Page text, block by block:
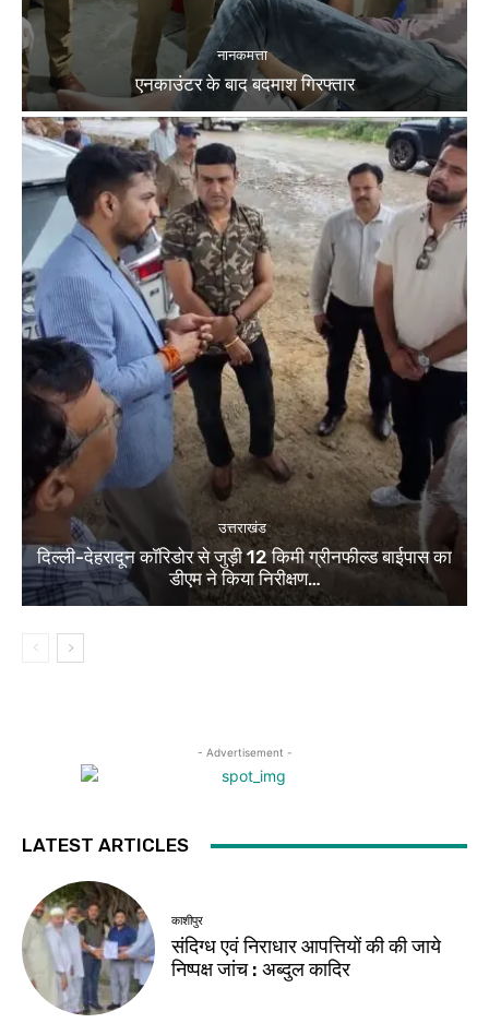
नानकमत्ता
एनकाउंटर के बाद बदमाश गिरफ्तार
उत्तराखंड
दिल्ली-देहरादून कॉरिडोर से जुड़ी 12 किमी ग्रीनफील्ड बाईपास का
डीएम ने किया निरीक्षण…
- Advertisement -
LATEST ARTICLES
काशीपुर
संदिग्ध एवं निराधार आपत्तियों की की जाये
निष्पक्ष जांच : अब्दुल कादिर